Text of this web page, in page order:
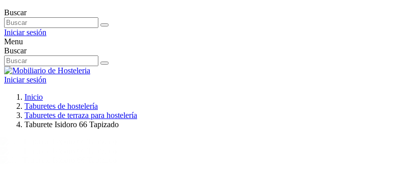
Buscar
Iniciar sesión
Menu
Buscar
Iniciar sesión
Inicio
Taburetes de hostelería
Taburetes de terraza para hostelería
Taburete Isidoro 66 Tapizado